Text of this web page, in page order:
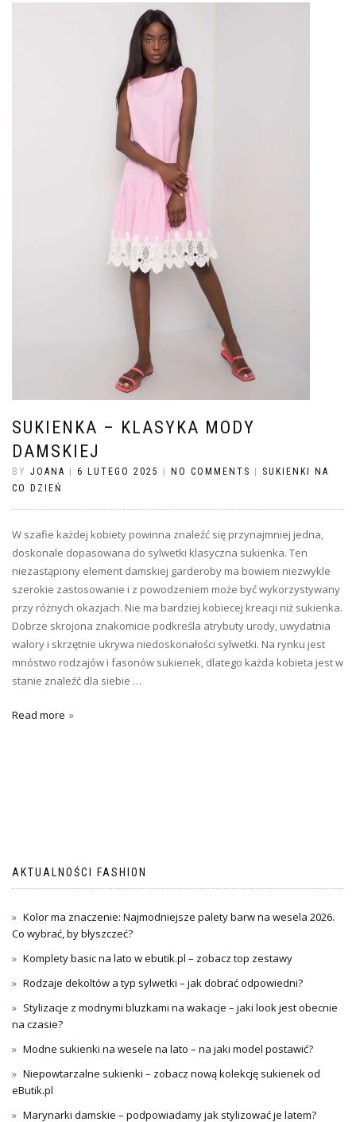
SUKIENKA – KLASYKA MODY
DAMSKIEJ
BY JOANA 6 LUTEGO 2025 NO COMMENTS
SUKIENKI NA
CO DZIEŃ
W szafie każdej kobiety powinna znaleźć się przynajmniej jedna,
doskonale dopasowana do sylwetki klasyczna sukienka. Ten
niezastąpiony element damskiej garderoby ma bowiem niezwykle
szerokie zastosowanie i z powodzeniem może być wykorzystywany
przy różnych okazjach. Nie ma bardziej kobiecej kreacji niż sukienka.
Dobrze skrojona znakomicie podkreśla atrybuty urody, uwydatnia
walory i skrzętnie ukrywa niedoskonałości sylwetki. Na rynku jest
mnóstwo rodzajów i fasonów sukienek, dlatego każda kobieta jest w
stanie znaleźć dla siebie …
Read more
AKTUALNOŚCI FASHION
Kolor ma znaczenie: Najmodniejsze palety barw na wesela 2026.
Co wybrać, by błyszczeć?
Komplety basic na lato w ebutik.pl – zobacz top zestawy
Rodzaje dekoltów a typ sylwetki – jak dobrać odpowiedni?
Stylizacje z modnymi bluzkami na wakacje – jaki look jest obecnie
na czasie?
Modne sukienki na wesele na lato – na jaki model postawić?
Niepowtarzalne sukienki – zobacz nową kolekcję sukienek od
eButik.pl
Marynarki damskie – podpowiadamy jak stylizować je latem?